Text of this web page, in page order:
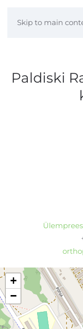
Skip to main
Paldiski
+
−